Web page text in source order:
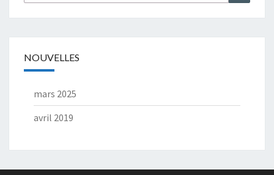
NOUVELLES
mars 2025
avril 2019